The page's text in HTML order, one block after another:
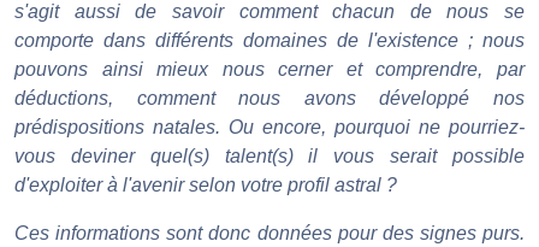
s'agit aussi de savoir comment chacun de nous se
comporte dans différents domaines de l'existence ; nous
pouvons ainsi mieux nous cerner et comprendre, par
déductions, comment nous avons développé nos
prédispositions natales. Ou encore, pourquoi ne pourriez-
vous deviner quel(s) talent(s) il vous serait possible
d'exploiter à l'avenir selon votre profil astral ?
Ces informations sont donc données pour des signes purs.